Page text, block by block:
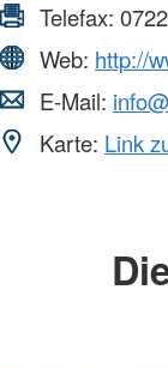
Telefax:
Web: http://
E-Mail:
Karte: Link